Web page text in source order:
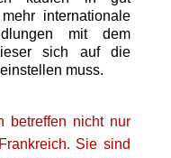
internationale
mit dem
sich auf die
muss.
betreffen nicht nur
Sie sind